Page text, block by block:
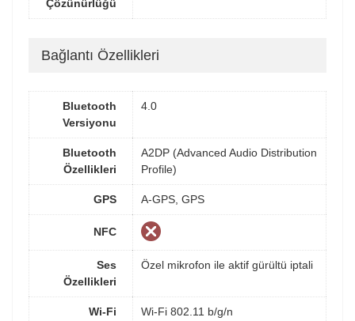
Çözünürlüğü
Bağlantı Özellikleri
Bluetooth
Versiyonu
4.0
Bluetooth
Özellikleri
A2DP (Advanced Audio Distribution
Profile)
GPS A-GPS, GPS
NFC
Ses
Özellikleri
Özel mikrofon ile aktif gürültü iptali
Wi-Fi
Wi-Fi 802.11 b/g/n